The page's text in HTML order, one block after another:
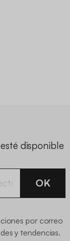
disponible
OK
por correo
y tendencias.